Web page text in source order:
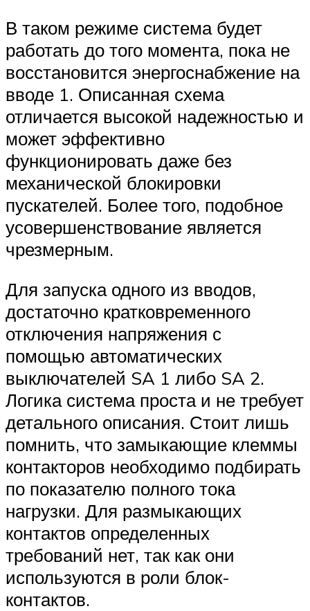
В таком режиме система будет
работать до того момента, пока не
восстановится энергоснабжение на
вводе 1. Описанная схема
отличается высокой надежностью и
может эффективно
функционировать даже без
механической блокировки
пускателей. Более того, подобное
усовершенствование является
чрезмерным.
Для запуска одного из вводов,
достаточно кратковременного
отключения напряжения с
помощью автоматических
выключателей SA 1 либо SA 2.
Логика система проста и не требует
детального описания. Стоит лишь
помнить, что замыкающие клеммы
контакторов необходимо подбирать
по показателю полного тока
нагрузки. Для размыкающих
контактов определенных
требований нет, так как они
используются в роли блок-
контактов.